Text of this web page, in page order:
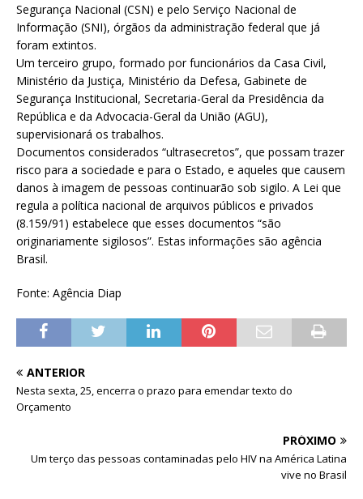
Segurança Nacional (CSN) e pelo Serviço Nacional de
Informação (SNI), órgãos da administração federal que já
foram extintos.
Um terceiro grupo, formado por funcionários da Casa Civil,
Ministério da Justiça, Ministério da Defesa, Gabinete de
Segurança Institucional, Secretaria-Geral da Presidência da
República e da Advocacia-Geral da União (AGU),
supervisionará os trabalhos.
Documentos considerados “ultrasecretos”, que possam trazer
risco para a sociedade e para o Estado, e aqueles que causem
danos à imagem de pessoas continuarão sob sigilo. A Lei que
regula a política nacional de arquivos públicos e privados
(8.159/91) estabelece que esses documentos “são
originariamente sigilosos”. Estas informações são agência
Brasil.
Fonte: Agência Diap
ANTERIOR
Nesta sexta, 25, encerra o prazo para emendar texto do
Orçamento
PRÓXIMO
Um terço das pessoas contaminadas pelo HIV na América Latina
vive no Brasil